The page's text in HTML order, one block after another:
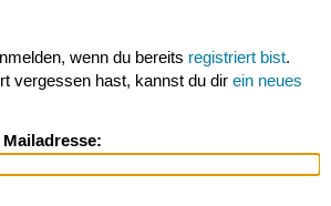
wenn du bereits registriert bist.
vergessen hast, kannst du dir ein neues